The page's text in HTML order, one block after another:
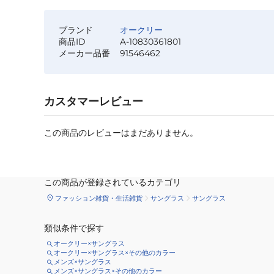
ブランド
オークリー
商品ID
A-10830361801
メーカー品番
91546462
カスタマーレビュー
この商品のレビューはまだありません。
この商品が登録されているカテゴリ
ファッション雑貨・生活雑貨 サングラス サングラス
類似条件で探す
オークリー×サングラス
オークリー×サングラス×その他のカラー
メンズ×サングラス
メンズ×サングラス×その他のカラー